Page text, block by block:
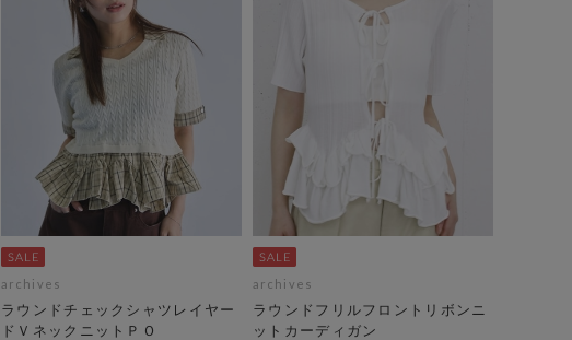
archives
ラウンドチェックシャツレイヤー
ドＶネックニットＰＯ
archives
ラウンドフリルフロントリボンニ
ットカーディガン